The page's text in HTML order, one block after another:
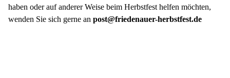
haben oder auf anderer Weise beim Herbstfest helfen möchten,
wenden Sie sich gerne an post@friedenauer-herbstfest.de